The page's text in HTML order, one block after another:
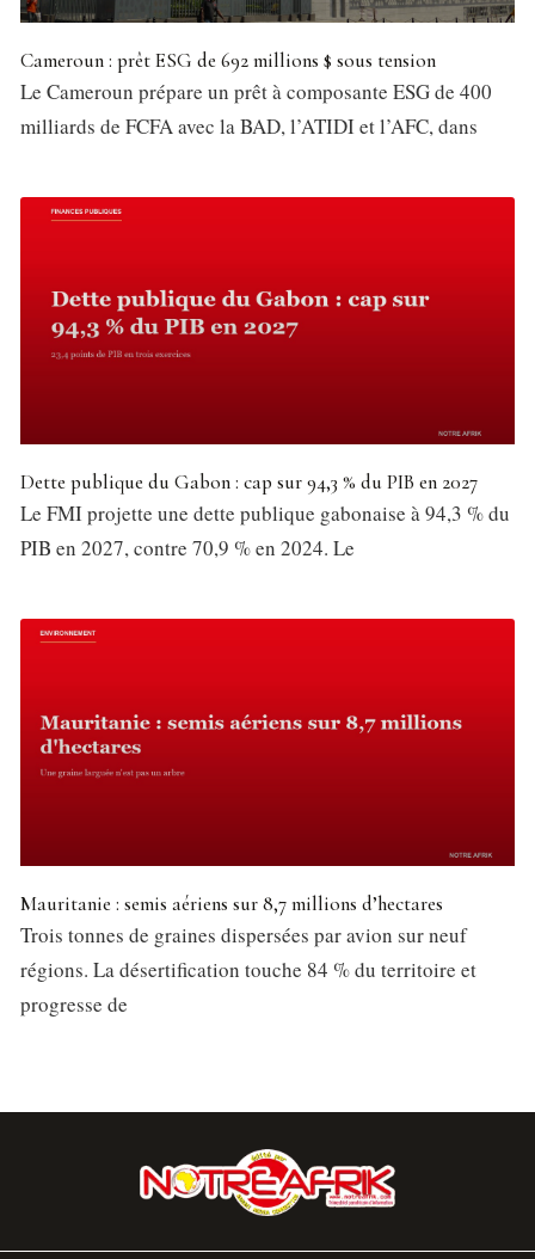
Cameroun : prêt ESG de 692 millions $ sous tension
Le Cameroun prépare un prêt à composante ESG de 400
milliards de FCFA avec la BAD, l’ATIDI et l’AFC, dans
Dette publique du Gabon : cap sur 94,3 % du PIB en 2027
Le FMI projette une dette publique gabonaise à 94,3 % du
PIB en 2027, contre 70,9 % en 2024. Le
Mauritanie : semis aériens sur 8,7 millions d’hectares
Trois tonnes de graines dispersées par avion sur neuf
régions. La désertification touche 84 % du territoire et
progresse de